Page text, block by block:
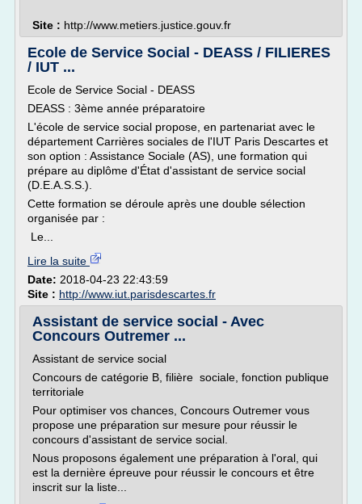
Site : http://www.metiers.justice.gouv.fr
Ecole de Service Social - DEASS / FILIERES
/ IUT ...
Ecole de Service Social - DEASS
DEASS : 3ème année préparatoire
L'école de service social propose, en partenariat avec le
département Carrières sociales de l'IUT Paris Descartes et
son option : Assistance Sociale (AS), une formation qui
prépare au diplôme d'État d'assistant de service social
(D.E.A.S.S.).
Cette formation se déroule après une double sélection
organisée par :
Le...
Lire la suite
Date: 2018-04-23 22:43:59
Site : http://www.iut.parisdescartes.fr
Assistant de service social - Avec
Concours Outremer ...
Assistant de service social
Concours de catégorie B, filière sociale, fonction publique
territoriale
Pour optimiser vos chances, Concours Outremer vous
propose une préparation sur mesure pour réussir le
concours d'assistant de service social.
Nous proposons également une préparation à l'oral, qui
est la dernière épreuve pour réussir le concours et être
inscrit sur la liste...